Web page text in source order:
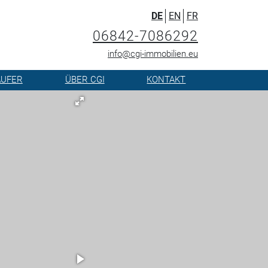
DE EN FR
06842-7086292
info@cgi-immobilien.eu
ÜBER CGI KONTAKT